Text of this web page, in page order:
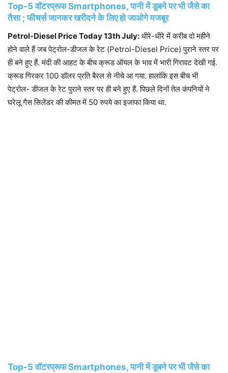
Top-5 वॉटरप्रूफ Smartphones, पानी में डूबने पर भी जैसे का
तैसा ; फीचर्स जानकर खरीदने के लिए हो जाओगे मजबूर
Petrol-Diesel Price Today 13th July: धीरे-धीरे में करीब दो महीने
होने वाले हैं जब पेट्रोल-डीजल के रेट (Petrol-Diesel Price) पुराने स्‍तर पर
ही बने हुए हैं. मंदी की आहट के बीच क्रूड ऑयल के भाव में भारी ग‍िरावट देखी गई.
क्रूड ग‍िरकर 100 डॉलर प्रत‍ि बैरल से नीचे आ गया. हालांक‍ि इस बीच भी
पेट्रोल- डीजल के रेट पुराने स्‍तर पर ही बने हुए हैं. प‍िछले द‍िनों तेल कंपन‍ियों ने
घरेलू गैस स‍िलेंडर की कीमत में 50 रुपये का इजाफा क‍िया था.
Top-5 वॉटरप्रूफ Smartphones, पानी में डूबने पर भी जैसे का